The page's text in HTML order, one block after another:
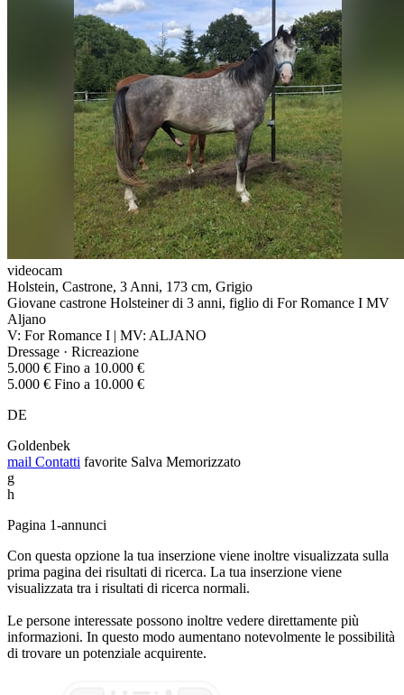
videocam
Holstein, Castrone, 3 Anni, 173 cm, Grigio
Giovane castrone Holsteiner di 3 anni, figlio di For Romance I MV
Aljano
V: For Romance I | MV: ALJANO
Dressage · Ricreazione
5.000 € Fino a 10.000 €
5.000 € Fino a 10.000 €
DE
Goldenbek
mail Contatti favorite Salva Memorizzato
g
h
Pagina 1-annunci
Con questa opzione la tua inserzione viene inoltre visualizzata sulla
prima pagina dei risultati di ricerca. La tua inserzione viene
visualizzata tra i risultati di ricerca normali.
Le persone interessate possono inoltre vedere direttamente più
informazioni. In questo modo aumentano notevolmente le possibilità
di trovare un potenziale acquirente.